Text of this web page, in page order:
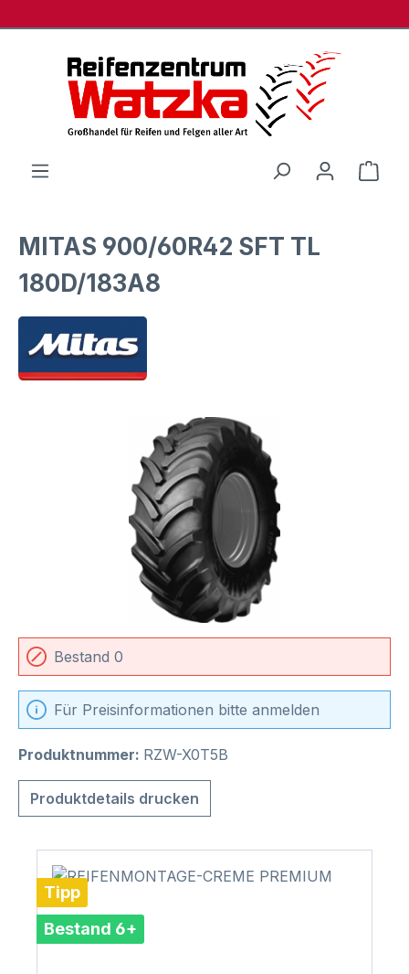
MITAS 900/60R42 SFT TL
180D/183A8
Bildergalerie überspringen
Bestand 0
Für Preisinformationen bitte anmelden
Produktnummer: RZW-X0T5B
Produktdetails drucken
Tipp
Bestand 6+